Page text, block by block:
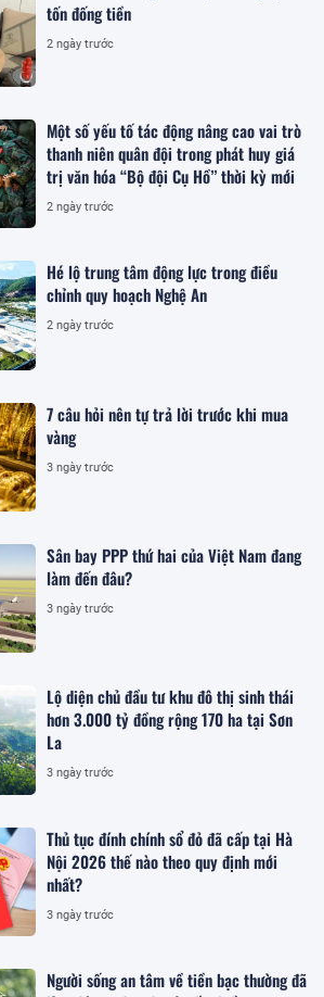
tốn đống tiền
2 ngày trước
Một số yếu tố tác động nâng cao vai trò
thanh niên quân đội trong phát huy giá
trị văn hóa “Bộ đội Cụ Hồ” thời kỳ mới
2 ngày trước
Hé lộ trung tâm động lực trong điều
chỉnh quy hoạch Nghệ An
2 ngày trước
7 câu hỏi nên tự trả lời trước khi mua
vàng
3 ngày trước
Sân bay PPP thứ hai của Việt Nam đang
làm đến đâu?
3 ngày trước
Lộ diện chủ đầu tư khu đô thị sinh thái
hơn 3.000 tỷ đồng rộng 170 ha tại Sơn
La
3 ngày trước
Thủ tục đính chính sổ đỏ đã cấp tại Hà
Nội 2026 thế nào theo quy định mới
nhất?
3 ngày trước
Người sống an tâm về tiền bạc thường đã